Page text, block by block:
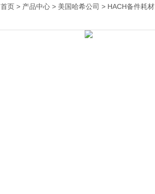
首页 > 产品中心 > 美国哈希公司 > HACH备件耗材